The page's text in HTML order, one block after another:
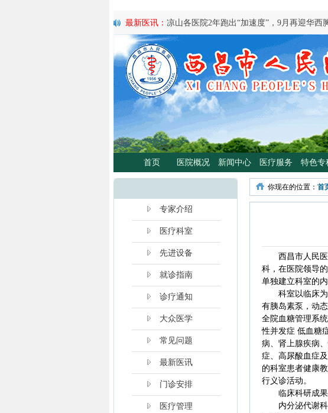
最新医讯： 凉山各医院2年跑出“加速度”，9月再迎华西
最新医讯：紧急通知
最新医讯：好消息！四川大学华西医院泌尿外科专家魏
最新医讯：西昌市人民总医院携手省科学普及专委会开
宣传活动
最新医讯：西昌市人民医院耳鼻咽喉头颈外科将于3月3
日”义诊活动
最新医讯： 重磅消息！2月21日起，四川大学华西医院
将定期到西昌市人民医院开展门诊、手术
最新医讯：西昌市人民医院胃肠肿瘤专病门诊开诊！
最新医讯：西昌市人民医院开展日间蓝光治疗门诊 轻度
分离、不住院就能照蓝光啦！
最新医讯：好消息！西昌市人民医院高压氧舱运行啦
【义诊预告】西昌市人民医院大型义诊活动
首页 医院概况 新闻中心 医疗服务 特色专
专家介绍
医疗科室
先进设备
就诊指南
诊疗通知
大众医学
常见问题
最新医讯
门诊安排
医疗管理
你现在的位置： 首
西昌市人民医
科，在医院领导
单独建立科室的
科室以临床为
有胰岛素泵，动
全院血糖管理系
性并发症 低血糖
病、肾上腺疾病
症、高尿酸血症
的科室患者健康
行义诊活动。
临床科研成果：
内分泌代谢科